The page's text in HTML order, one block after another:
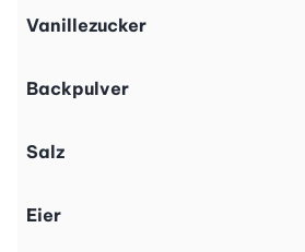
Vanillezucker
Backpulver
Salz
Eier